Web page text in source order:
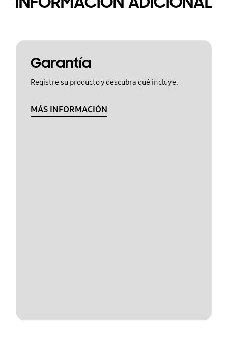
Garantía
Registre su producto y descubra qué incluye.
MÁS INFORMACIÓN